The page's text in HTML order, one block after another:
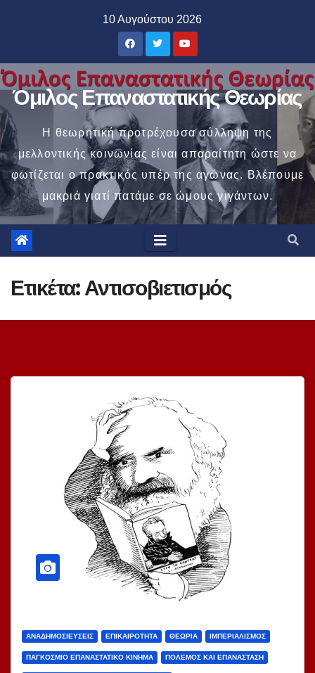
10 Αυγούστου 2026
Όμιλος Επαναστατικής Θεωρίας
Η θεωρητική προτρέχουσα σύλληψη της
μελλοντικής κοινωνίας είναι απαραίτητη ώστε να
φωτίζεται ο πρακτικός υπέρ της αγώνας. Βλέπουμε
μακριά γιατί πατάμε σε ώμους γιγάντων.
Ετικέτα:Αντισοβιετισμός
ΑΝΑΔΗΜΟΣΙΕΎΣΕΙΣ ΕΠΙΚΑΙΡΌΤΗΤΑ ΘΕΩΡΊΑ ΙΜΠΕΡΙΑΛΙΣΜΌΣ
ΠΑΓΚΌΣΜΙΟ ΕΠΑΝΑΣΤΑΤΙΚΌ ΚΊΝΗΜΑ ΠΌΛΕΜΟΣ ΚΑΙ ΕΠΑΝΆΣΤΑΣΗ